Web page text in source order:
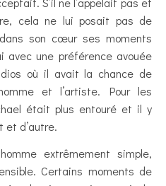
cela ne lui posait pas de
son cœur ses moments
avec une préférence avouée
où il avait la chance de
et l’artiste. Pour les
était plus entouré et il y
et d’autre.
extrêmement simple,
Certains moments de